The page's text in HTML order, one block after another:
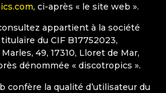
IP et des cookies
et de responsabilité
de réalisation d’activités à
, ci-après « le site web ».
appartient à la société
titulaire du CIF B17752023,
49, 17310, Lloret de Mar,
dénommée « discotropics ».
confère la qualité d’utilisateur du